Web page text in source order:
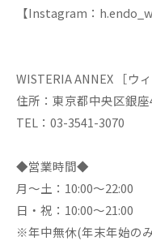
【Instagram：
WISTERIA ANNEX ［ウ
住所：東京都中央区銀
TEL：03-3541-3070
◆営業時間◆
月～土：10:00～22:00
日・祝：10:00～21:00
※年中無休(年末年始の